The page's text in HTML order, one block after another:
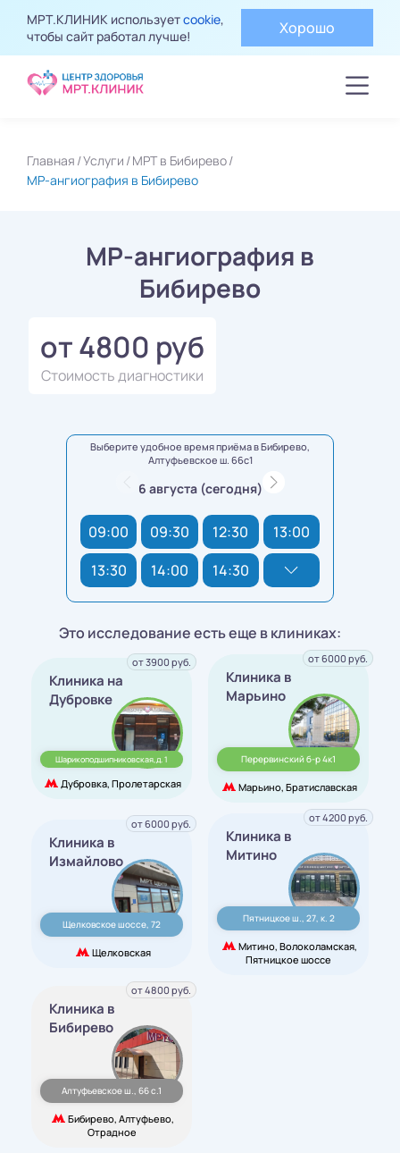
МРТ.КЛИНИК используетcookie,
чтобы сайт работал лучше!
Хорошо
Главная Услуги МРТ в Бибирево
МР-ангиография в Бибирево
МР-ангиография в
Бибирево
от 4800 руб
Стоимость диагностики
Выберите удобное время приёма в Бибирево,
Алтуфьевское ш. 66с1
6 августа (сегодня)
09:00 09:30 12:30
13:00
13:30
14:00 14:30
Это исследование есть еще в клиниках:
Клиника на
Дубровке
Шарикоподшипниковская,д. 1
Дубровка, Пролетарская
от 3900 руб.
Клиника в
Марьино
Перервинский б-р 4к1
Марьино, Братиславская
от 6000 руб.
Клиника в
Измайлово
Щелковское шоссе, 72
Щелковская
от 6000 руб.
Клиника в
Митино
Пятницкое ш., 27, к. 2
Митино, Волоколамская,
Пятницкое шоссе
от 4200 руб.
Клиника в
Бибирево
Алтуфьевское ш., 66 с.1
Бибирево, Алтуфьево,
Отрадное
от 4800 руб.